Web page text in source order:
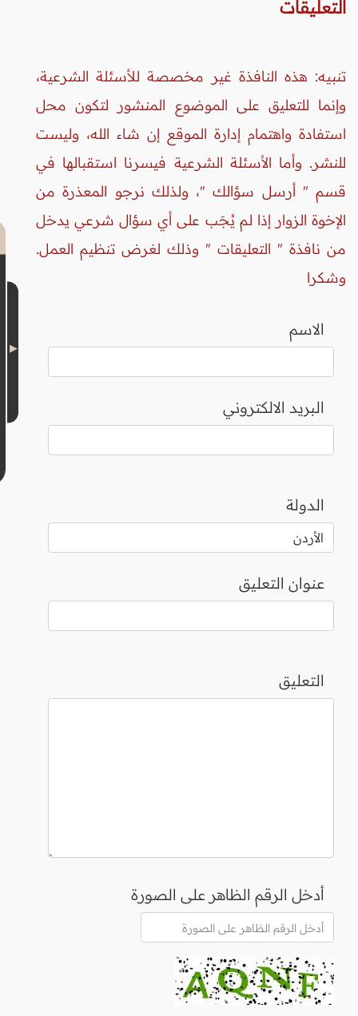
التعليقات
تنبيه: هذه النافذة غير مخصصة للأسئلة الشرعية،
وإنما للتعليق على الموضوع المنشور لتكون محل
استفادة واهتمام إدارة الموقع إن شاء الله، وليست
للنشر. وأما الأسئلة الشرعية فيسرنا استقبالها في
قسم " أرسل سؤالك "، ولذلك نرجو المعذرة من
الإخوة الزوار إذا لم يُجَب على أي سؤال شرعي يدخل
من نافذة " التعليقات " وذلك لغرض تنظيم العمل.
وشكرا
الاسم
البريد الالكتروني
الدولة
عنوان التعليق
التعليق
أدخل الرقم الظاهر على الصورة